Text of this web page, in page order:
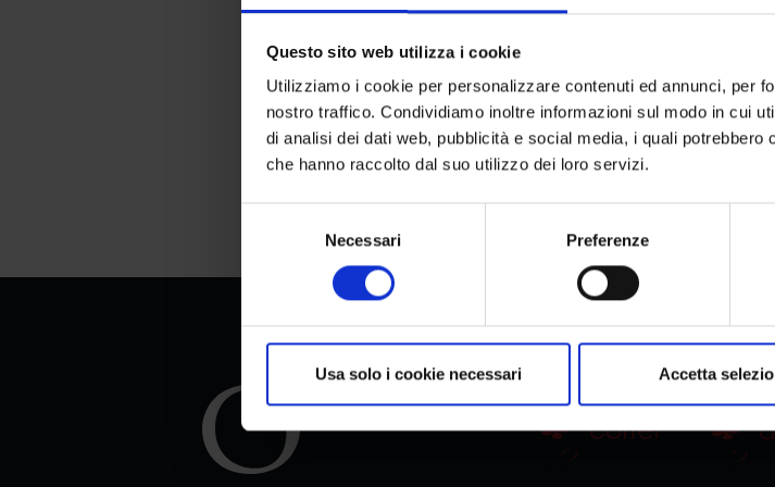
Questo sito web utilizza i cookie
Utilizziamo i cookie per personalizzare contenuti ed annunci, per
nostro traffico. Condividiamo inoltre informazioni sul modo in cui
di analisi dei dati web, pubblicità e social media, i quali
che hanno raccolto dal suo utilizzo dei loro servizi.
Necessari Preferenze
Usa solo i cookie necessari Accetta